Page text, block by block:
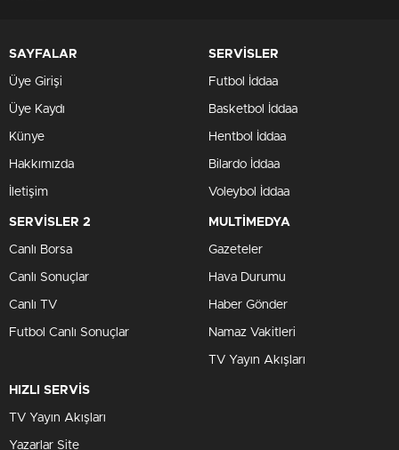
SAYFALAR
Üye Girişi
Üye Kaydı
Künye
Hakkımızda
İletişim
SERVİSLER
Futbol İddaa
Basketbol İddaa
Hentbol İddaa
Bilardo İddaa
Voleybol İddaa
SERVİSLER 2
Canlı Borsa
Canlı Sonuçlar
Canlı TV
Futbol Canlı Sonuçlar
MULTİMEDYA
Gazeteler
Hava Durumu
Haber Gönder
Namaz Vakitleri
TV Yayın Akışları
HIZLI SERVİS
TV Yayın Akışları
Yazarlar Site